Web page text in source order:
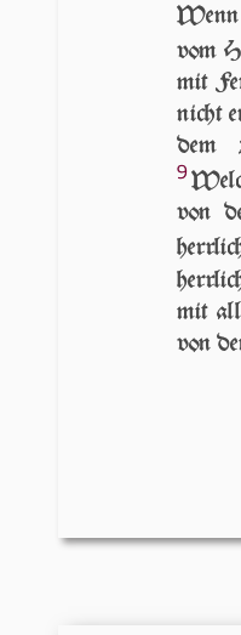
vom
mit
nicht
dem
9
von
mit
von